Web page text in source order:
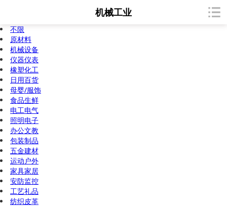
机械工业
不限
原材料
机械设备
仪器仪表
橡塑化工
日用百货
母婴/服饰
食品生鲜
电工电气
照明电子
办公文教
包装制品
五金建材
运动户外
家具家居
安防监控
工艺礼品
纺织皮革